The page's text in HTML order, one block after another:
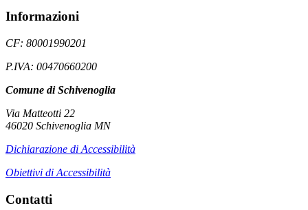
Informazioni
CF: 80001990201
P.IVA: 00470660200
Comune di Schivenoglia
Via Matteotti 22
46020 Schivenoglia MN
Dichiarazione di Accessibilità
Obiettivi di Accessibilità
Contatti